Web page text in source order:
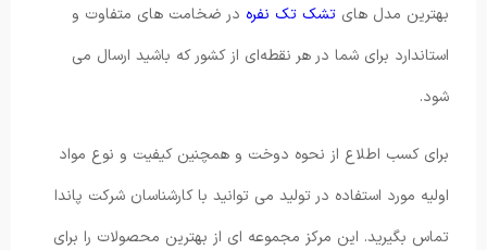
بهترین مدل های تشک تک نفره در ضخامت های متفاوت و
استاندارد برای شما در هر نقطه‌ای از کشور که باشید ارسال می
شود.
برای کسب اطلاع از نحوه دوخت و همچنین کیفیت و نوع مواد
اولیه مورد استفاده در تولید می توانید با کارشناسان شرکت پاندا
تماس بگیرید. این مرکز مجموعه ای از بهترین محصولات را برای